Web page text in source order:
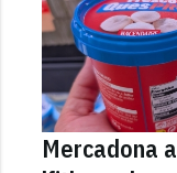
Mercadona